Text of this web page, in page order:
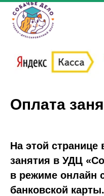
Оплата
На этой
занятия в УДЦ
в режиме онлайн
банковской карты.